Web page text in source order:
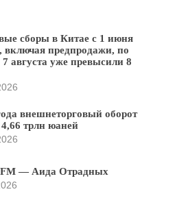
сборы в Китае с 1 июня
включая предпродажи, по
августа уже превысили 8
внешнеторговый оборот
трлн юаней
— Аида Отрадных